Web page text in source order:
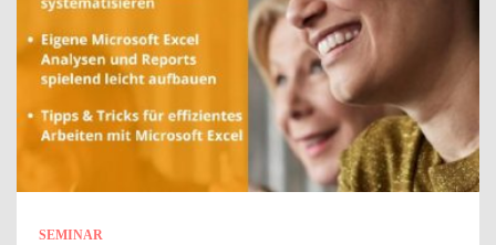
SEMINAR